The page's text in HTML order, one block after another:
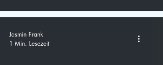
Jasmin Frank
1 Min. Lesezeit